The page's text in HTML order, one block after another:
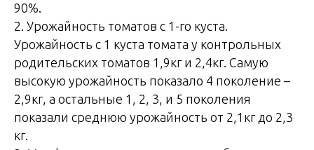
90%.
2. Урожайность томатов с 1-го куста.
Урожайность с 1 куста томата у контрольных
родительских томатов 1,9кг и 2,4кг. Самую
высокую урожайность показало 4 поколение –
2,9кг, а остальные 1, 2, 3, и 5 поколения
показали среднюю урожайность от 2,1кг до 2,3
кг.